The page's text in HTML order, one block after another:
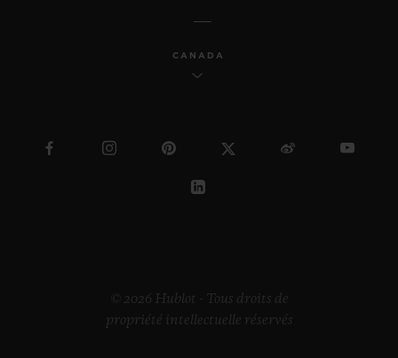
CANADA
© 2026 Hublot - Tous droits de
propriété intellectuelle réservés